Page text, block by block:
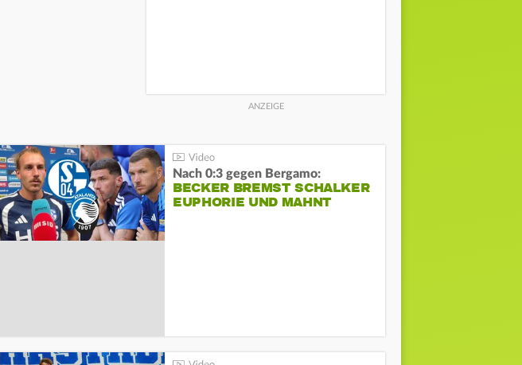
Nach 0:3 gegen Bergamo:
BECKER BREMST SCHALKER
EUPHORIE UND MAHNT